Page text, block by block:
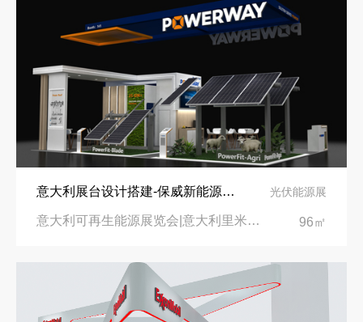
意大利展台设计搭建-保威新能源在意大利里米尼会展中心推出最新产品-中励展览设计策划公司 光伏能源展
意大利可再生能源展览会|意大利里米尼会展中心 96㎡